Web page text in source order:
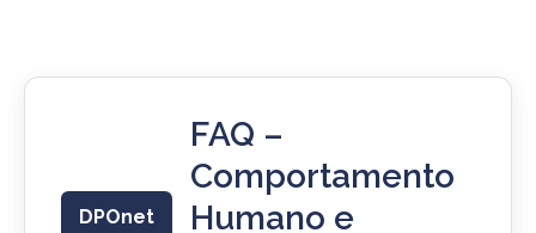
DPOnet
FAQ –
Comportamento
Humano e